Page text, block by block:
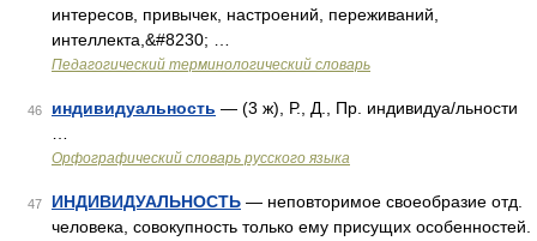
интересов, привычек, настроений, переживаний,
интеллекта,&#8230; …
Педагогический терминологический словарь
46 индивидуальность — (3 ж), Р., Д., Пр. индивидуа/льности
Орфографический словарь русского языка
47 ИНДИВИДУАЛЬНОСТЬ — неповторимое своеобразие отд.
человека, совокупность только ему присущих особенностей.